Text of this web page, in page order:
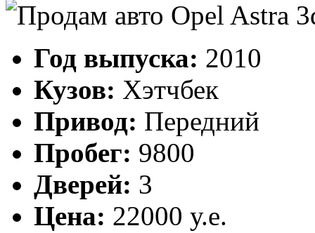
Год выпуска: 2010
Кузов: Хэтчбек
Привод: Передний
Пробег: 9800
Дверей: 3
Цена: 22000 у.е.